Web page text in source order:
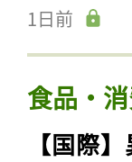
1日前
食品・
【国際